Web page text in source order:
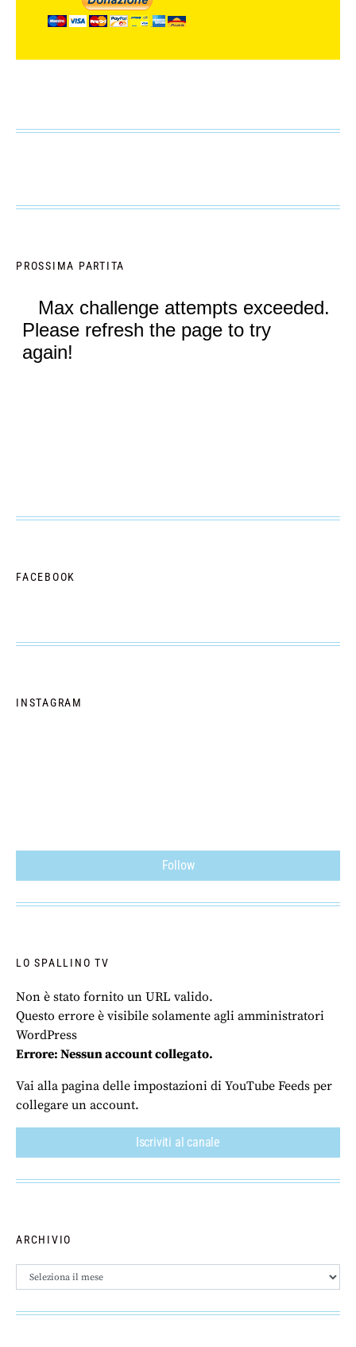
PROSSIMA PARTITA
FACEBOOK
INSTAGRAM
Follow
LO SPALLINO TV
Non è stato fornito un URL valido.
Questo errore è visibile solamente agli amministratori
WordPress
Errore: Nessun account collegato.
Vai alla pagina delle impostazioni di YouTube Feeds per
collegare un account.
Iscriviti al canale
ARCHIVIO
Archivio